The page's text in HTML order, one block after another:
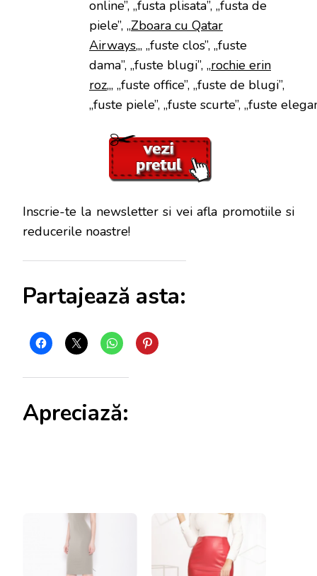
online”, „fusta plisata”, „fusta de
piele”, „Zboara cu Qatar
Airways„, „fuste clos”, „fuste
dama”, „fuste blugi”, „rochie erin
roz„, „fuste office”, „fuste de blugi”,
„fuste piele”, „fuste scurte”, „fuste
Inscrie-te la newsletter si vei afla promotiile si
reducerile noastre!
Partajează asta:
Apreciază: